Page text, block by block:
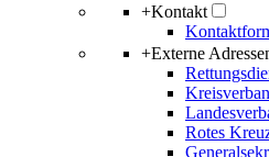
+Kontakt
+Externe
Rotes